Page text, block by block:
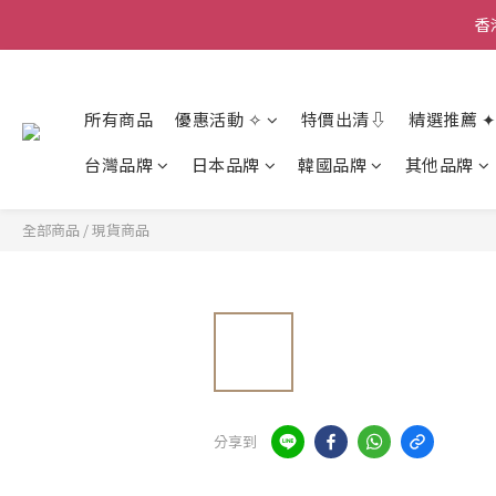
香
香
香
所有商品 優惠活動 ✧ 特價出清⇩
精選推薦 ✦
台灣品牌
日本品牌 韓國品牌 其他品牌
全部商品 /現貨商品
分享到